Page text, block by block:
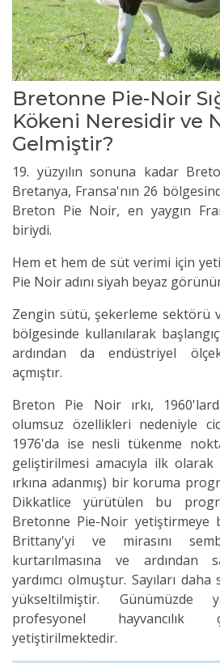
Bretonne Pie-Noir
Kökeni Neresidir ve
Gelmiştir?
19. yüzyılın sonuna kadar
Bretanya, Fransa'nın 26
Breton Pie Noir, en yaygın
biriydi.
Hem et hem de süt verimi için
Pie Noir adını siyah beyaz
Zengin sütü, şekerleme sektörü
bölgesinde kullanılarak
ardından da endüstriyel
açmıştır.
Breton Pie Noir ırkı,
olumsuz özellikleri nedeniyle
1976'da ise nesli tükenme
geliştirilmesi amacıyla ilk olarak
ırkına adanmış) bir koruma
Dikkatlice yürütülen bu
Bretonne Pie-Noir yetiştirmeye
Brittany'yi ve mirasını
kurtarılmasına ve ardından
yardımcı olmuştur. Sayıları
yükseltilmiştir. Günümüzde
profesyonel hayvancılık
yetiştirilmektedir.